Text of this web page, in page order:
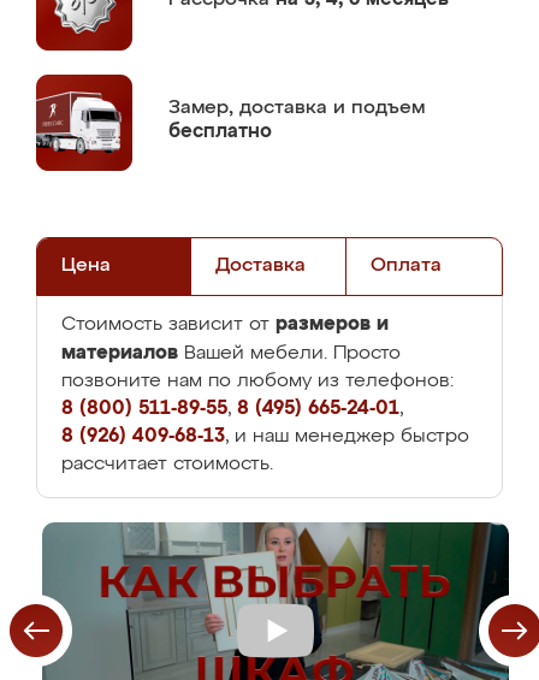
Замер, доставка и подъем
бесплатно
Цена Доставка Оплата
Стоимость зависит от размеров и
материалов Вашей мебели. Просто
позвоните нам по любому из телефонов:
8 (800) 511-89-55, 8 (495) 665-24-01,
8 (926) 409-68-13, и наш менеджер быстро
рассчитает стоимость.